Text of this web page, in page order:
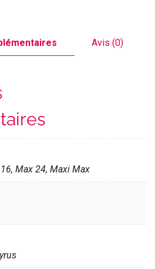
Avis (0)
Max 24, Maxi Max